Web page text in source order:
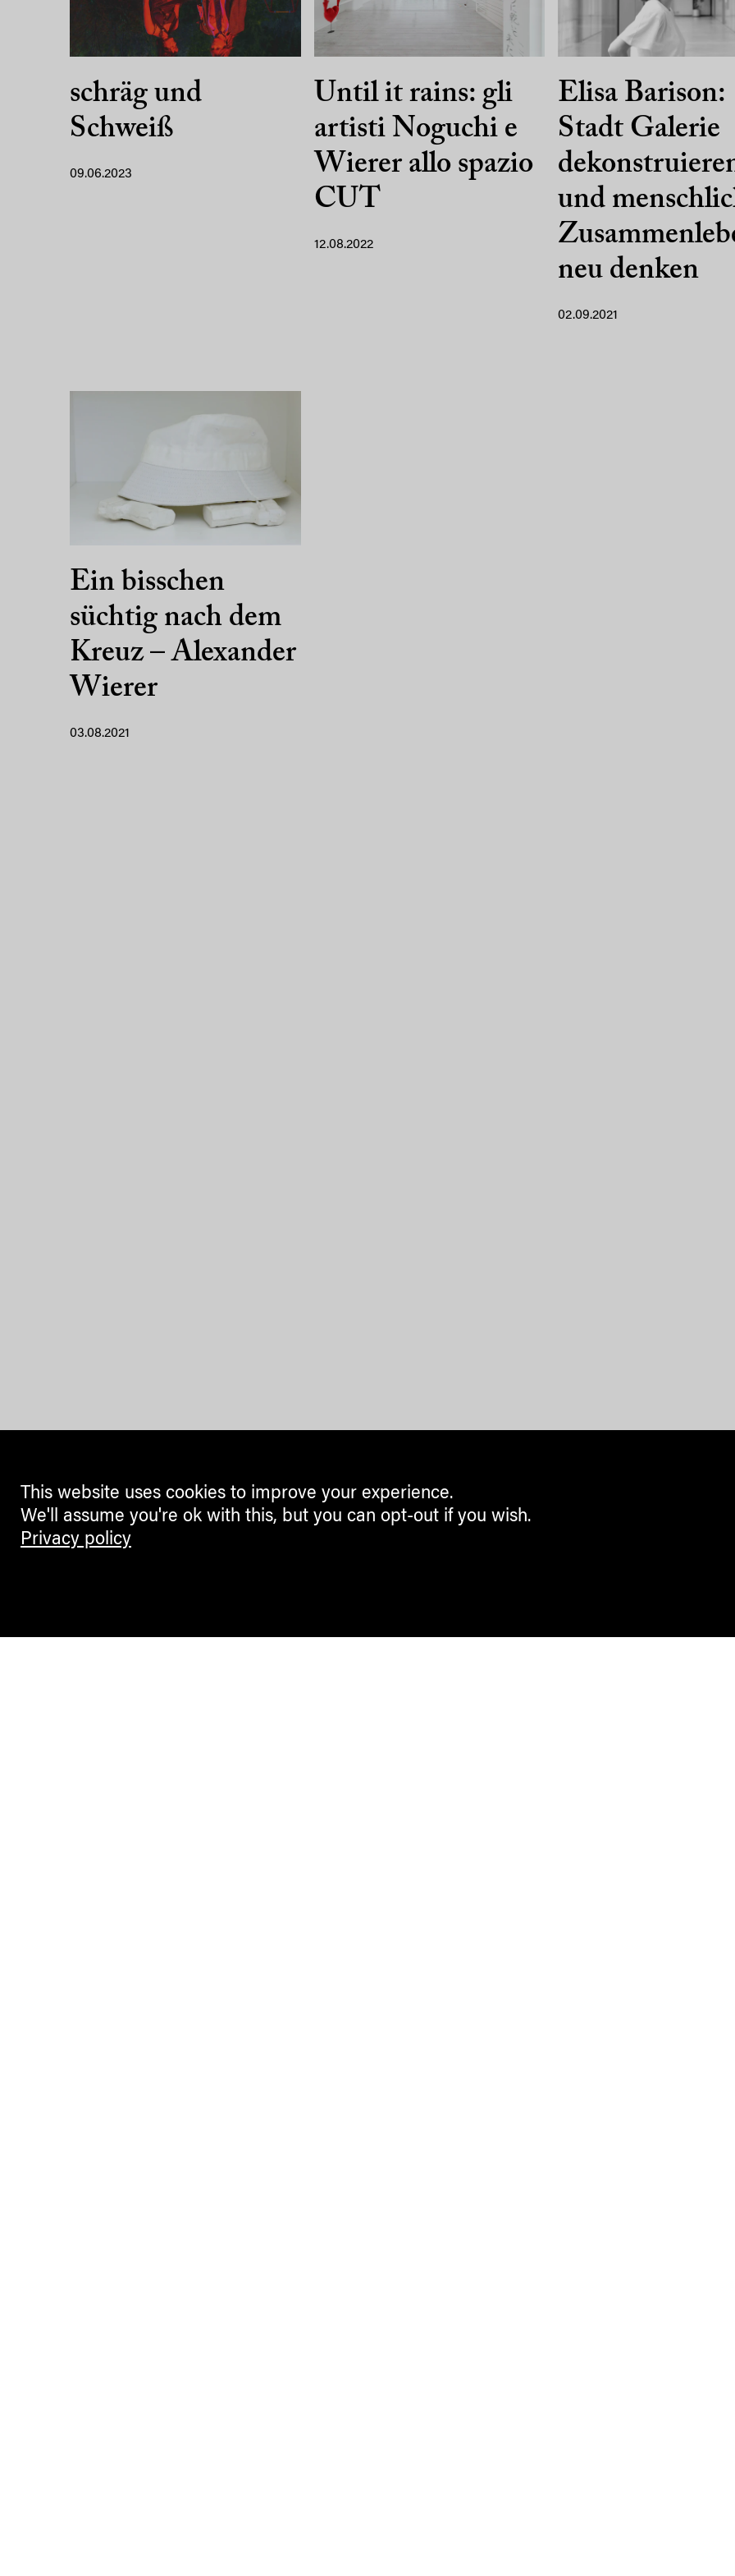
schräg und
Schweiß
09.06.2023
Until it rains: gli
artisti Noguchi e
Wierer allo spazio
CUT
12.08.2022
Elisa Barison:
Stadt Galerie
und
neu denken
02.09.2021
Ein bisschen
süchtig nach dem
Kreuz – Alexander
Wierer
03.08.2021
This website uses cookies to improve your experience.
We'll assume you're ok with this, but you can opt-out if you wish.
Privacy policy